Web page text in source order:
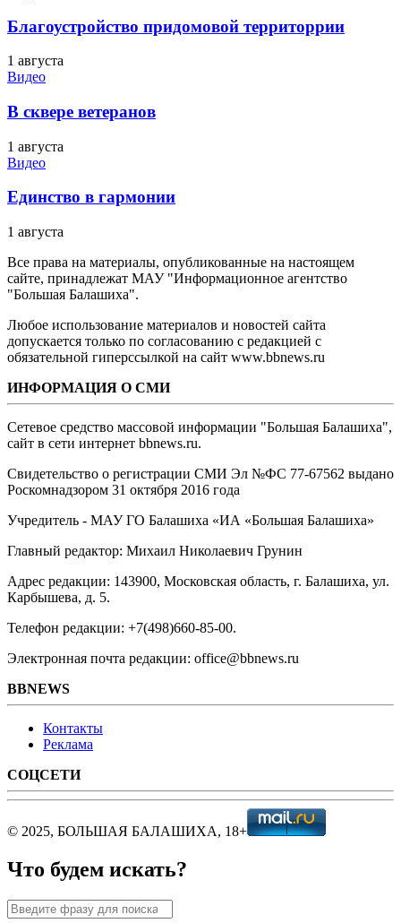
Благоустройство придомовой территоррии
1 августа
Видео
В сквере ветеранов
1 августа
Видео
Единство в гармонии
1 августа
Все права на материалы, опубликованные на настоящем
сайте, принадлежат МАУ "Информационное агентство
"Большая Балашиха".
Любое использование материалов и новостей сайта
допускается только по согласованию с редакцией с
обязательной гиперссылкой на сайт www.bbnews.ru
ИНФОРМАЦИЯ О СМИ
Сетевое средство массовой информации "Большая Балашиха",
сайт в сети интернет bbnews.ru.
Свидетельство о регистрации СМИ Эл №ФС ‎77-67562 выдано
Роскомнадзором 31 октября 2016 года
Учредитель - МАУ ГО Балашиха «ИА «Большая Балашиха»
Главный редактор: Михаил Николаевич Грунин
Адрес редакции: 143900, Московская область, г. Балашиха, ул.
Карбышева, д. 5.
Телефон редакции: +7(498)660-85-00.
Электронная почта редакции: office@bbnews.ru
BBNEWS
Контакты
Реклама
СОЦСЕТИ
© 2025, БОЛЬШАЯ БАЛАШИХА, 18+
Что будем искать?